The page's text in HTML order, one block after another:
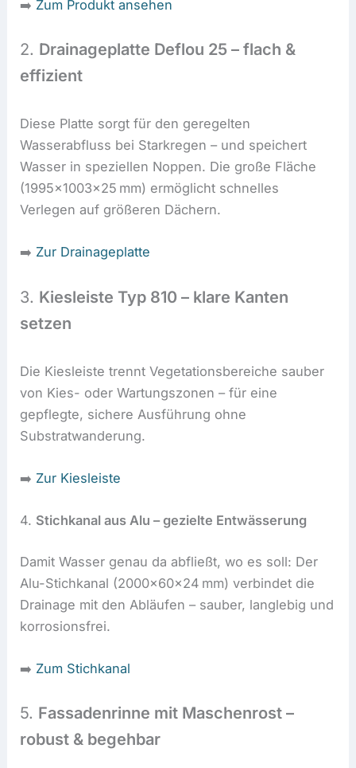
➡️ Zum Produkt ansehen
2. Drainageplatte Deflou 25 – flach &
effizient
Diese Platte sorgt für den geregelten
Wasserabfluss bei Starkregen – und speichert
Wasser in speziellen Noppen. Die große Fläche
(1995x1003x25 mm) ermöglicht schnelles
Verlegen auf größeren Dächern.
➡️ Zur Drainageplatte
3. Kiesleiste Typ 810 – klare Kanten
setzen
Die Kiesleiste trennt Vegetationsbereiche sauber
von Kies- oder Wartungszonen – für eine
gepflegte, sichere Ausführung ohne
Substratwanderung.
➡️ Zur Kiesleiste
4. Stichkanal aus Alu – gezielte Entwässerung
Damit Wasser genau da abfließt, wo es soll: Der
Alu-Stichkanal (2000x60x24 mm) verbindet die
Drainage mit den Abläufen – sauber, langlebig und
korrosionsfrei.
➡️ Zum Stichkanal
5. Fassadenrinne mit Maschenrost –
robust & begehbar